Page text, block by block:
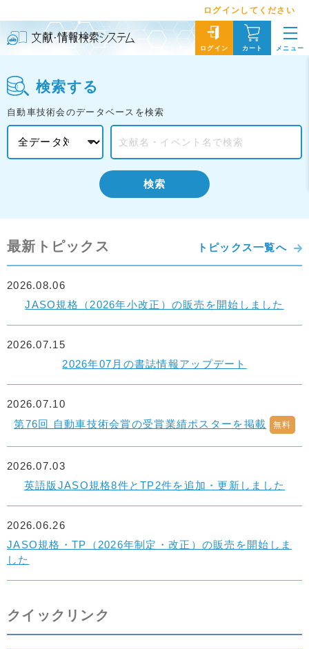
ログインしてください
ログイン カート メニュー
検索する
自動車技術会のデータベースを検索
検索
最新トピックス トピックス一覧へ
JASO規格（2026年小改正）の販売を開始しました
2026.08.06
2026年07月の書誌情報アップデート
2026.07.15
第76回 自動車技術会賞の受賞業績ポスターを掲載 無料
2026.07.10
英語版JASO規格8件とTP2件を追加・更新しました
2026.07.03
JASO規格・TP（2026年制定・改正）の販売を開始しま
した
2026.06.26
クイックリンク